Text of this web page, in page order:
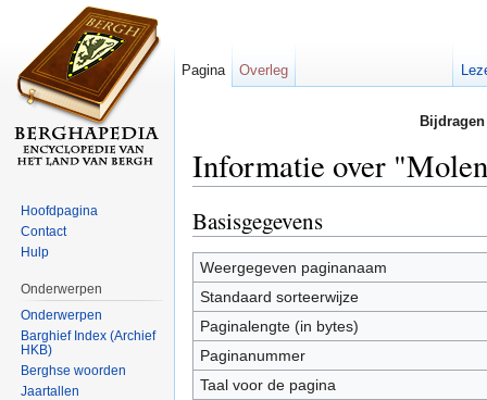
Informatie over
Basisgegevens
Weergegeven paginanaam
Standaard sorteerwijze
Paginalengte (in bytes)
Paginanummer
Taal voor de pagina
Pagina Overleg
Hoofdpagina
Contact
Hulp
Onderwerpen
Onderwerpen
Barghief Index (Archief
HKB)
Berghse woorden
Jaartallen